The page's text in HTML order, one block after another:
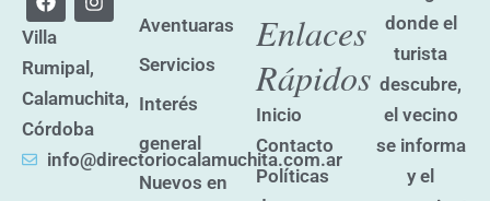
a
c
e
b
o
o
k
n
s
a
g
r
a
m
Villa
Rumipal,
Calamuchita,
Córdoba
info@directoriocalamuchita.com.ar
Aventuaras
Servicios
Interés
general
Nuevos en
Enlaces
Rápidos
Inicio
Contacto
Políticas
donde el
turista
descubre,
el vecino
se informa
y el